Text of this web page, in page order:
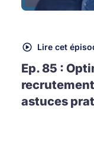
Lire cet
Ep. 85 :
astuces